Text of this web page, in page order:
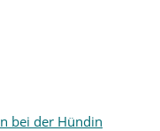
bei der Hündin